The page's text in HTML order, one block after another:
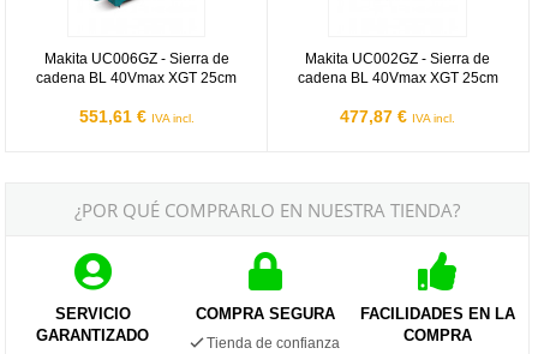
Makita UC006GZ - Sierra de
cadena BL 40Vmax XGT 25cm
551,61 € IVA incl.
Makita UC002GZ - Sierra de
cadena BL 40Vmax XGT 25cm
477,87 € IVA incl.
¿POR QUÉ COMPRARLO EN NUESTRA TIENDA?
SERVICIO
GARANTIZADO
COMPRA SEGURA
Tienda de confianza
FACILIDADES EN LA
COMPRA